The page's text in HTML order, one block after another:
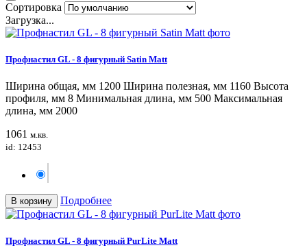
Сортировка
Загрузка...
Профнастил GL - 8 фигурный Satin Matt
Ширина общая, мм 1200 Ширина полезная, мм 1160 Высота
профиля, мм 8 Минимальная длина, мм 500 Максимальная
длина, мм 2000
1061 м.кв.
id: 12453
В корзину Подробнее
Профнастил GL - 8 фигурный PurLite Matt